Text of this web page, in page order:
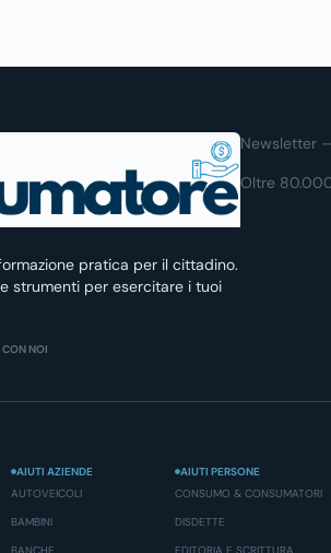
pratica per il cittadino.
strumenti per esercitare i tuoi
NOI
Newsletter
Oltre
AIUTI AZIENDE
AUTOVEICOLI
BAMBINI
BANCHE
AIUTI PERSONE
CONSUMO & CONSUMATORI
DISDETTE
EDITORIA E SCRITTURA